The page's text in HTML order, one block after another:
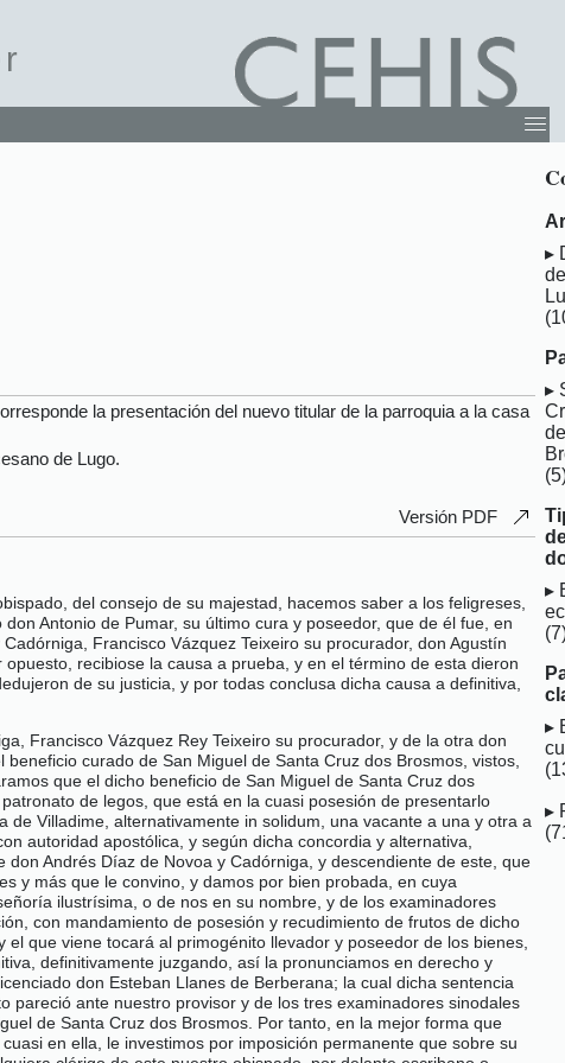
la presentación del nuevo titular de la parroquia a la casa
de Lugo.
Versión PDF
del consejo de su majestad, hacemos saber a los feligreses,
Antonio de Pumar, su último cura y poseedor, que de él fue, en
Francisco Vázquez Teixeiro su procurador, don Agustín
recibiose la causa a prueba, y en el término de esta dieron
de su justicia, y por todas conclusa dicha causa a definitiva,
Francisco Vázquez Rey Teixeiro su procurador, y de la otra don
curado de San Miguel de Santa Cruz dos Brosmos, vistos,
que el dicho beneficio de San Miguel de Santa Cruz dos
de legos, que está en la cuasi posesión de presentarlo
Villadime, alternativamente in solidum, una vacante a una y otra a
autoridad apostólica, y según dicha concordia y alternativa,
Andrés Díaz de Novoa y Cadórniga, y descendiente de este, que
y más que le convino, y damos por bien probada, en cuya
ilustrísima, o de nos en su nombre, y de los examinadores
con mandamiento de posesión y recudimiento de frutos de dicho
que viene tocará al primogénito llevador y poseedor de los bienes,
definitivamente juzgando, así la pronunciamos en derecho y
don Esteban Llanes de Berberana; la cual dicha sentencia
pareció ante nuestro provisor y de los tres examinadores sinodales
de Santa Cruz dos Brosmos. Por tanto, en la mejor forma que
en ella, le investimos por imposición permanente que sobre su
de
de